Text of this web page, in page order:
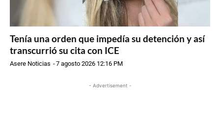
Tenía una orden que impedía su detención y así
transcurrió su cita con ICE
Asere Noticias -7 agosto 2026 12:16 PM
- Advertisement -